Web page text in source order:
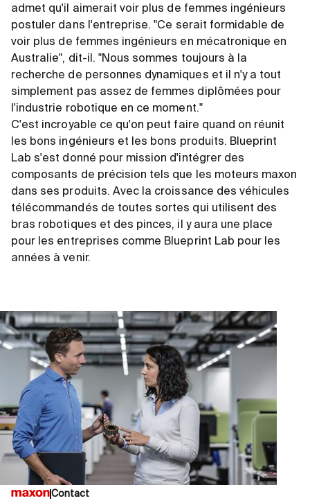
admet qu'il aimerait voir plus de femmes ingénieurs
postuler dans l'entreprise. "Ce serait formidable de
voir plus de femmes ingénieurs en mécatronique en
Australie", dit-il. "Nous sommes toujours à la
recherche de personnes dynamiques et il n'y a tout
simplement pas assez de femmes diplômées pour
l'industrie robotique en ce moment."
C'est incroyable ce qu'on peut faire quand on réunit
les bons ingénieurs et les bons produits. Blueprint
Lab s'est donné pour mission d'intégrer des
composants de précision tels que les moteurs maxon
dans ses produits. Avec la croissance des véhicules
télécommandés de toutes sortes qui utilisent des
bras robotiques et des pinces, il y aura une place
pour les entreprises comme Blueprint Lab pour les
années à venir.
Contact